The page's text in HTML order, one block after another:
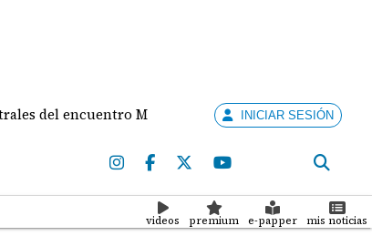
encuentro Mulino - de la Espriella INICIAR SESIÓN
videos premium e-papper mis noticias